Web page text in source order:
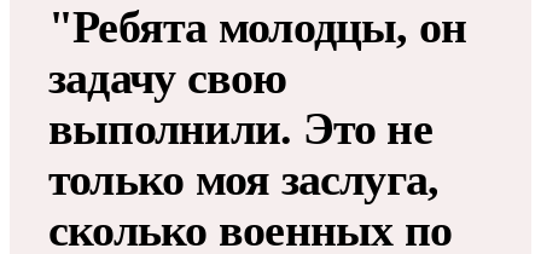
"Ребята молодцы, он
задачу свою
выполнили. Это не
только моя заслуга,
сколько военных по